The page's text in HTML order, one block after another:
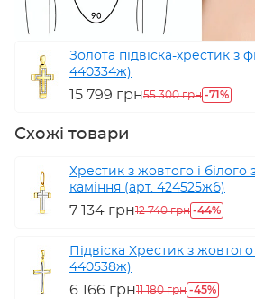
Золота підвіска-хрестик з
440334ж)
15 799 грн55 300 грн -71%
Схожі товари
Хрестик з жовтого і білого
каміння (арт. 424525жб)
7 134 грн12 740 грн -44%
Підвіска Хрестик з
440538ж)
6 166 грн11 180 грн -45%